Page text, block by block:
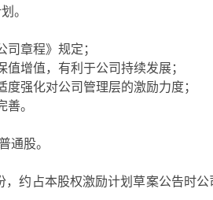
。
章程》规定；
增值，有利于公司持续发展；
强化对公司管理层的激励力度；
。
通股。
，约占本股权激励计划草案公告时公